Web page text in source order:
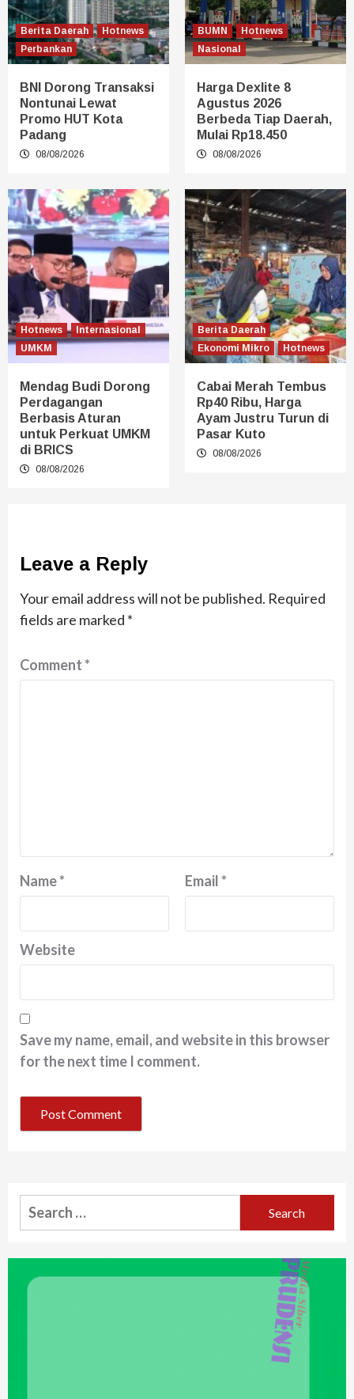
Berita Daerah
Hotnews
Perbankan
BNI Dorong Transaksi
Nontunai Lewat
Promo HUT Kota
Padang
08/08/2026
BUMN
Hotnews
Nasional
Harga Dexlite 8
Agustus 2026
Berbeda Tiap Daerah,
Mulai Rp18.450
08/08/2026
Hotnews
Internasional
UMKM
Mendag Budi Dorong
Perdagangan
Berbasis Aturan
untuk Perkuat UMKM
di BRICS
08/08/2026
Berita Daerah
Ekonomi Mikro
Hotnews
Cabai Merah Tembus
Rp40 Ribu, Harga
Ayam Justru Turun di
Pasar Kuto
08/08/2026
Leave a Reply
Your email address will not be published. Required
fields are marked *
Comment*
Name* Email*
Website
Save my name, email, and website in this browser
for the next time I comment.